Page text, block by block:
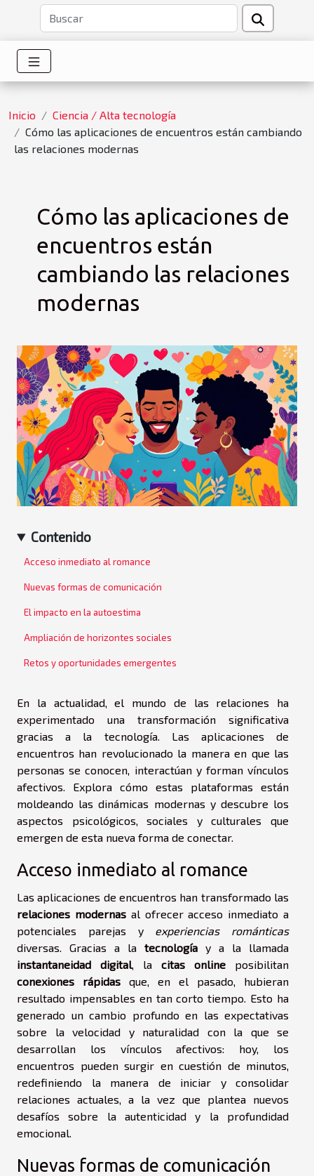
Inicio
Ciencia / Alta tecnología
Cómo las aplicaciones de encuentros están cambiando
las relaciones modernas
Cómo las aplicaciones de
encuentros están
cambiando las relaciones
modernas
Contenido
Acceso inmediato al romance
Nuevas formas de comunicación
El impacto en la autoestima
Ampliación de horizontes sociales
Retos y oportunidades emergentes
En la actualidad, el mundo de las relaciones ha
experimentado una transformación significativa
gracias a la tecnología. Las aplicaciones de
encuentros han revolucionado la manera en que las
personas se conocen, interactúan y forman vínculos
afectivos. Explora cómo estas plataformas están
moldeando las dinámicas modernas y descubre los
aspectos psicológicos, sociales y culturales que
emergen de esta nueva forma de conectar.
Acceso inmediato al romance
Las aplicaciones de encuentros han transformado las
relaciones modernasal ofrecer acceso inmediato a
potenciales parejas y experiencias románticas
diversas. Gracias a la tecnología y a la llamada
instantaneidad digital, la citas online posibilitan
conexiones rápidas que, en el pasado, hubieran
resultado impensables en tan corto tiempo. Esto ha
generado un cambio profundo en las expectativas
sobre la velocidad y naturalidad con la que se
desarrollan los vínculos afectivos: hoy, los
encuentros pueden surgir en cuestión de minutos,
redefiniendo la manera de iniciar y consolidar
relaciones actuales, a la vez que plantea nuevos
desafíos sobre la autenticidad y la profundidad
emocional.
Nuevas formas de comunicación